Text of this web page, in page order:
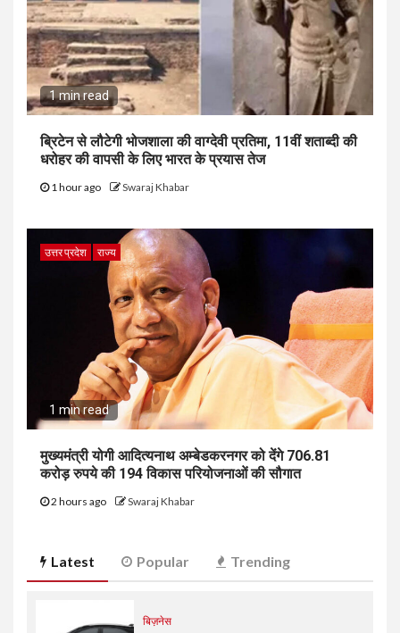
1 min read
ब्रिटेन से लौटेगी भोजशाला की वाग्देवी प्रतिमा, 11वीं शताब्दी की
धरोहर की वापसी के लिए भारत के प्रयास तेज
1 hour ago Swaraj Khabar
उत्तर प्रदेश राज्य
1 min read
मुख्यमंत्री योगी आदित्यनाथ अम्बेडकरनगर को देंगे 706.81
करोड़ रुपये की 194 विकास परियोजनाओं की सौगात
2 hours ago Swaraj Khabar
Latest Popular Trending
बिज़नेस